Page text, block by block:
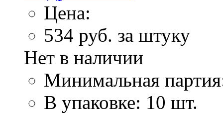
Цена:
534 руб. за штуку
Нет в наличии
Минимальная
В упаковке: 10 шт.